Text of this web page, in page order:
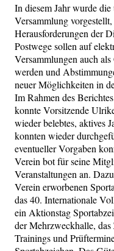
In diesem Jahr wurde
Versammlung
Herausforderungen der
Postwege sollen auf
Versammlungen auch
werden und
neuer Möglichkeiten in
Im Rahmen des
konnte Vorsitzende
wieder belebtes, aktives
konnten wieder
eventueller Vorgaben
Verein bot für seine
Veranstaltungen an.
Verein erworbenen
das 40. Internationale
ein Aktionstag
der Mehrzweckhalle,
Trainings und